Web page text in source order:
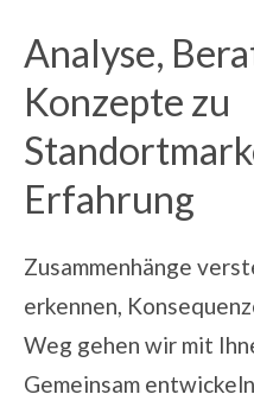
Analyse,
Konzepte zu
Erfahrung
Zusammenhänge
erkennen,
Weg gehen wir mit
Gemeinsam